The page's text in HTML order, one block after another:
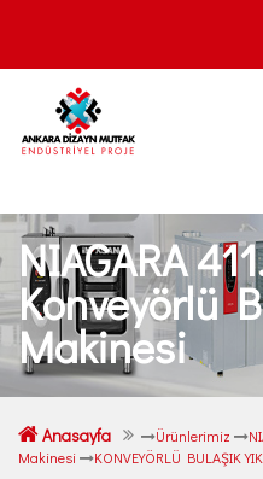
NIAGARA
Konveyörlü
Makinesi
Anasayfa Ürünlerimiz
Makinesi
KONVEYÖRLÜ BULAŞIK